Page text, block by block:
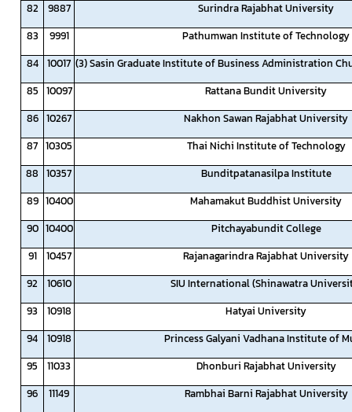
82
9887
Surindra Rajabhat University
83
9991
Pathumwan Institute of Technology
84
10017 (3) Sasin Graduate Institute of Business Administration
85 10097
Rattana Bundit University
86 10267
Nakhon Sawan Rajabhat University
87 10305
Thai Nichi Institute of Technology
88 10357
Bunditpatanasilpa Institute
89 10400
Mahamakut Buddhist University
90 10400
Pitchayabundit College
91
10457
Rajanagarindra Rajabhat University
92
10610
SIU International (Shinawatra
93
10918
Hatyai University
94
10918
Princess Galyani Vadhana Institute of
95
11033
Dhonburi Rajabhat University
96
11149 Rambhai Barni Rajabhat University